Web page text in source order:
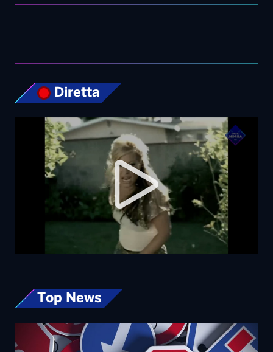
Diretta
Top News